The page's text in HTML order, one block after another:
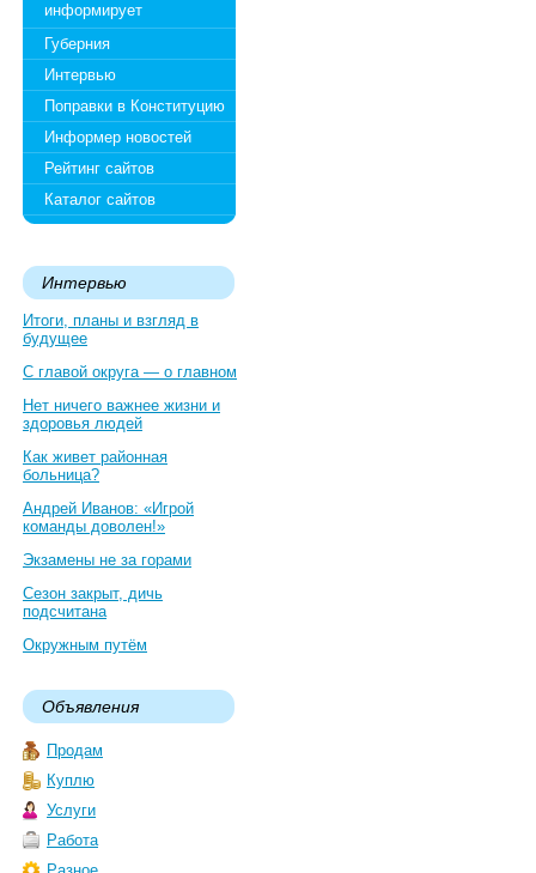
информирует
Губерния
Интервью
Поправки в Конституцию
Информер новостей
Рейтинг сайтов
Каталог сайтов
Интервью
Итоги, планы и взгляд в
будущее
С главой округа — о главном
Нет ничего важнее жизни и
здоровья людей
Как живет районная
больница?
Андрей Иванов: «Игрой
команды доволен!»
Экзамены не за горами
Сезон закрыт, дичь
подсчитана
Окружным путём
Объявления
Продам
Куплю
Услуги
Работа